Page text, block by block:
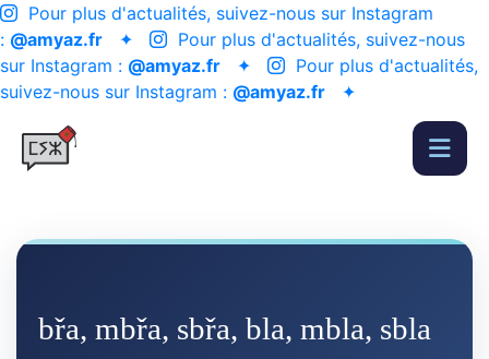
Pour plus d'actualités, suivez-nous sur Instagram
: @amyaz.fr ✦
Pour plus d'actualités, suivez-nous
sur Instagram : @amyaz.fr ✦
Pour plus d'actualités,
suivez-nous sur Instagram : @amyaz.fr ✦
břa, mbřa, sbřa, bla, mbla, sbla